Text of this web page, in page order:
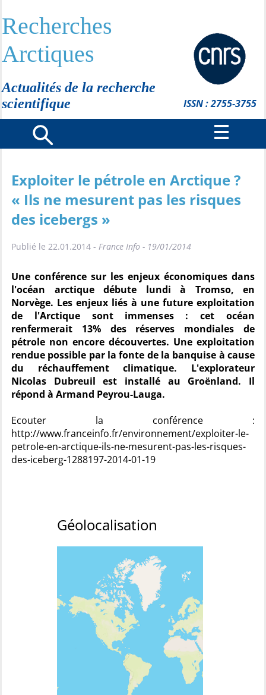
Recherches
Arctiques
Actualités de la recherche
scientifique
ISSN : 2755-3755
Exploiter le pétrole en Arctique ?
« Ils ne mesurent pas les risques
des icebergs »
Publié le 22.01.2014 - France Info - 19/01/2014
Une conférence sur les enjeux économiques dans
l'océan arctique débute lundi à Tromso, en
Norvège. Les enjeux liés à une future exploitation
de l'Arctique sont immenses : cet océan
renfermerait 13% des réserves mondiales de
pétrole non encore découvertes. Une exploitation
rendue possible par la fonte de la banquise à cause
du réchauffement climatique. L'explorateur
Nicolas Dubreuil est installé au Groënland. Il
répond à Armand Peyrou-Lauga.
Ecouter la conférence :
http://www.franceinfo.fr/environnement/exploiter-le-
petrole-en-arctique-ils-ne-mesurent-pas-les-risques-
des-iceberg-1288197-2014-01-19
Géolocalisation